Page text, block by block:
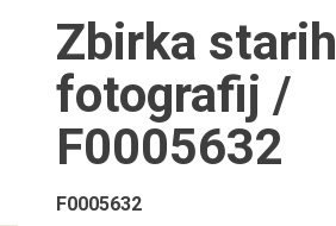
Stalne razstave
Občasne razstave
Gostovanja
E-razstave
Virtualni sprehodi
Zbirka starih
fotografij /
F0005632
F0005632